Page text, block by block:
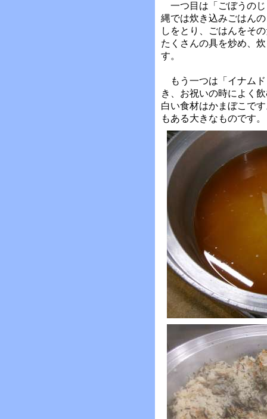
一つ目は「ごぼうの
縄では炊き込みごはん
しをとり、ごはんをそ
たくさんの具を炒め、
す。
もう一つは「イナムド
き、お祝いの時によく
白い食材はかまぼこで
もある大きなものです。